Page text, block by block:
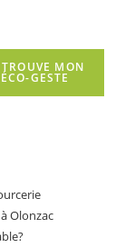
TROUVE MON
ÉCO-GESTE
Olonzac